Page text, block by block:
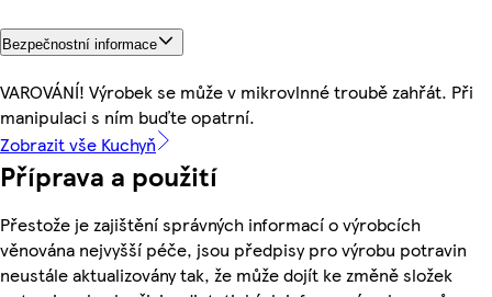
Bezpečnostní informace
VAROVÁNÍ! Výrobek se může v mikrovlnné troubě zahřát. Při
manipulaci s ním buďte opatrní.
Zobrazit vše Kuchyň
Příprava a použití
Přestože je zajištění správných informací o výrobcích
věnována nejvyšší péče, jsou předpisy pro výrobu potravin
neustále aktualizovány tak, že může dojít ke změně složek